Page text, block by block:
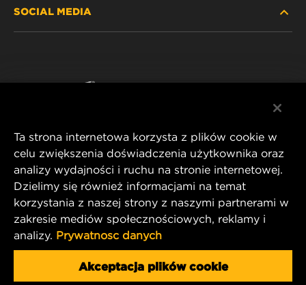
GDZIE KUPIĆ
SOCIAL MEDIA
MANN+HUMMEL FT Poland
ul. Wrocławska 145,
63-800 GOSTYŃ, POLAND
Tel. +48 65 572 89 00
E-mail: info@mann-hummel.com
MANN+HUMMEL GROUP
Ta strona internetowa korzysta z plików cookie w
celu zwiększenia doświadczenia użytkownika oraz
analizy wydajności i ruchu na stronie internetowej.
Dzielimy się również informacjami na temat
korzystania z naszej strony z naszymi partnerami w
zakresie mediów społecznościowych, reklamy i
analizy. Prywatnosc danych
Akceptacja plików cookie